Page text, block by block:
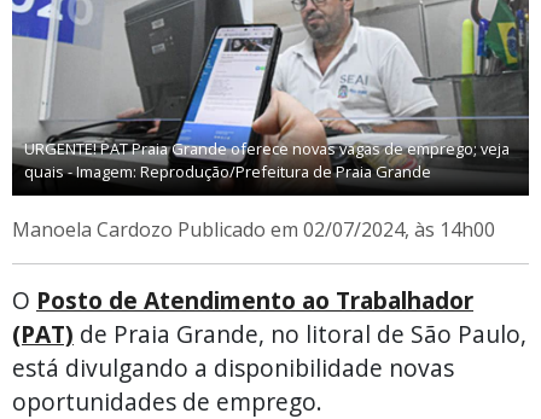
URGENTE! PAT Praia Grande oferece novas vagas de emprego; veja
quais - Imagem: Reprodução/Prefeitura de Praia Grande
Manoela Cardozo Publicado em 02/07/2024, às 14h00
O Posto de Atendimento ao Trabalhador
(PAT) de Praia Grande, no litoral de São Paulo,
está divulgando a disponibilidade novas
oportunidades de emprego.